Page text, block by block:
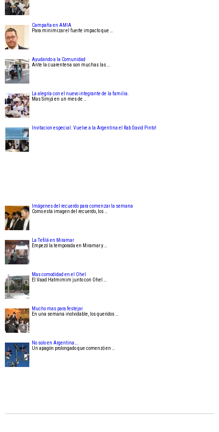
Campaña en AMIA
Para minimizar el fuerte impacto que …
Ayudando a la Comunidad
Ante la cuarentena son muchas las …
La alegría con el nuevo integrante de la familia.
Mas Simjá en un mes de …
Invitacion especial. Vuelve a la Argentina el Rab David Pinto!
Imágenes del recuerdo para comenzar la semana
Como esta imagen del recuerdo, los …
La Tefilá en Miramar
Empezó la temporada en Miramar y …
Mas comodidad en el Ohel
El Vaad Hatmimim junto con Ohel …
Mucho mas para festejar
En una semana inolvidable, los queridos …
No solo en Argentina….
Un apagón prolongado que comenzó en …